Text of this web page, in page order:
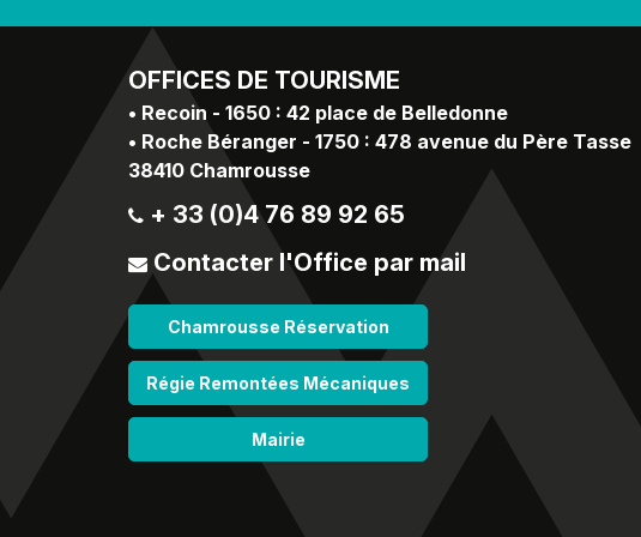
OFFICES DE TOURISME
• Recoin - 1650 : 42 place de Belledonne
• Roche Béranger - 1750 : 478 avenue du Père Tasse
38410 Chamrousse
+ 33 (0)4 76 89 92 65
Contacter l'Office par mail
Chamrousse Réservation
Régie Remontées Mécaniques
Mairie